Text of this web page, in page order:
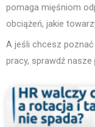
pomaga mięśniom
obciążeń, jakie
A jeśli chcesz
pracy, sprawdź nasze